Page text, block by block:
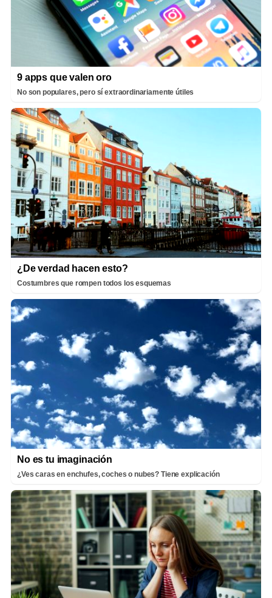
9 apps que valen oro
No son populares, pero sí extraordinariamente útiles
¿De verdad hacen esto?
Costumbres que rompen todos los esquemas
No es tu imaginación
¿Ves caras en enchufes, coches o nubes? Tiene explicación